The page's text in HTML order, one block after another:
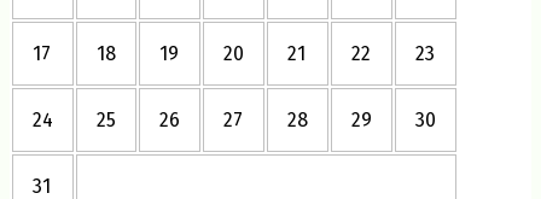
17 18 19 20 21 22 23
24 25 26 27 28 29 30
31